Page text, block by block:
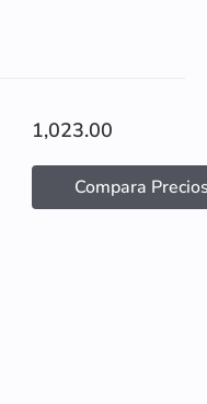
1,023.00
Compara